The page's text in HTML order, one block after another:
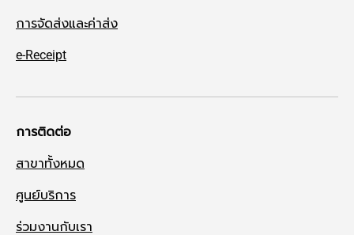
การจัดส่งและค่าส่ง
e-Receipt
การติดต่อ
สาขาทั้งหมด
ศูนย์บริการ
ร่วมงานกับเรา